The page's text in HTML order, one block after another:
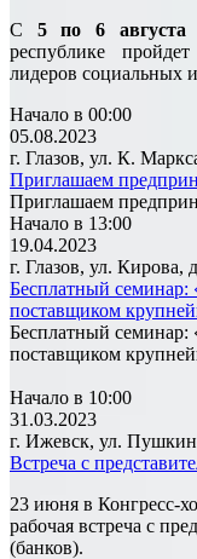
С 5 по 6 августа
республике
лидеров социальных
Начало в 00:00
05.08.2023
г. Глазов, ул. К.
Приглашаем
Приглашаем
Начало в 13:00
19.04.2023
г. Глазов, ул. Кирова,
Бесплатный семинар:
поставщиком
Бесплатный семинар:
поставщиком
Начало в 10:00
31.03.2023
г. Ижевск, ул.
Встреча с
23 июня в Конгресс-
рабочая встреча с
(банков).